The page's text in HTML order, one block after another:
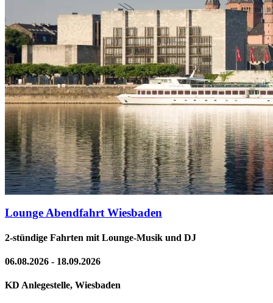
Lounge Abendfahrt Wiesbaden
2-stündige Fahrten mit Lounge-Musik und DJ
06.08.2026 - 18.09.2026
KD Anlegestelle, Wiesbaden